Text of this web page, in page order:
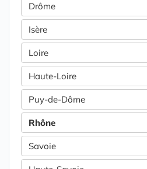
Drôme
Isère
Loire
Haute-Loire
Puy-de-Dôme
Rhône
Savoie